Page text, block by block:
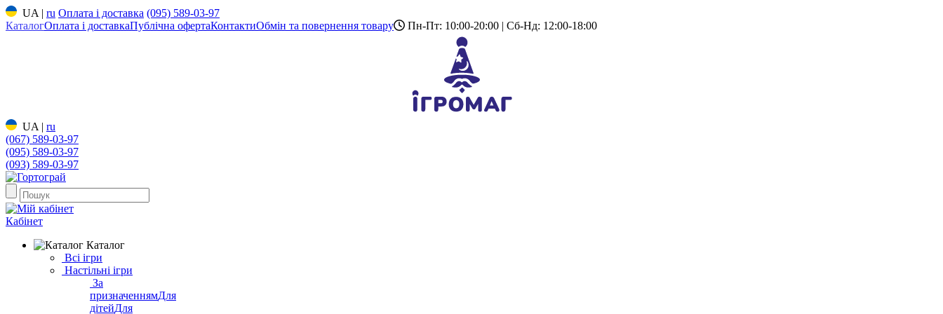
UA | ru Оплата і доставка (095) 589-03-97
КаталогОплата і доставкаПублічна офертаКонтактиОбмін та повернення товару Пн-Пт: 10:00-20:00 | Сб-Нд: 12:00-18:00
UA | ru
(067) 589-03-97
(095) 589-03-97
(093) 589-03-97
Кабінет
Каталог
Всі ігри
Настільні ігри
За
призначеннямДля
дітейДля